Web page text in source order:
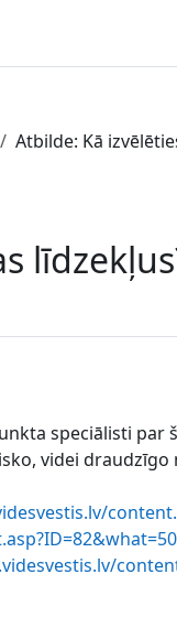
Atbilde: Kā
speciālisti
videi draudzīgo